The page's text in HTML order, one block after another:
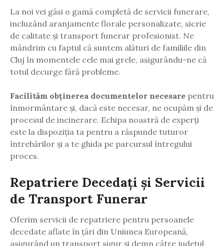
La noi vei găsi o gamă completă de servicii funerare,
incluzând aranjamente florale personalizate, sicrie
de calitate și transport funerar profesionist. Ne
mândrim cu faptul că suntem alături de familiile din
Cluj în momentele cele mai grele, asigurându-ne că
totul decurge fără probleme.
Facilităm obținerea documentelor necesare pentru
înmormântare și, dacă este necesar, ne ocupăm și de
procesul de incinerare. Echipa noastră de experți
este la dispoziția ta pentru a răspunde tuturor
întrebărilor și a te ghida pe parcursul întregului
proces.
Repatriere Decedați și Servicii
de Transport Funerar
Oferim servicii de repatriere pentru persoanele
decedate aflate în țări din Uniunea Europeană,
asigurând un transport sigur și demn către județul